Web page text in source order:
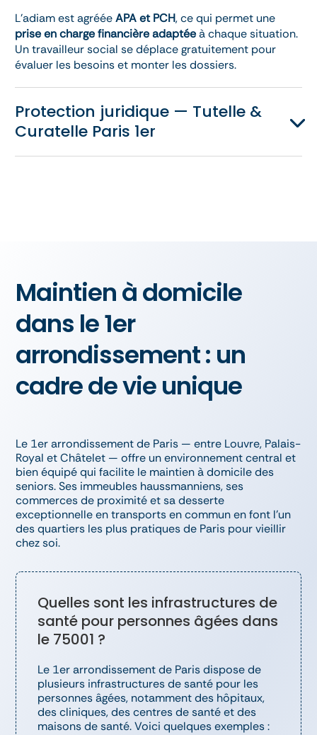
L’adiam est agrééeAPA et PCH, ce qui permet une
prise en charge financière adaptéeà chaque situation.
Un travailleur social se déplace gratuitement pour
évaluer les besoins et monter les dossiers.
Protection juridique — Tutelle &
Curatelle Paris 1er
Maintien à domicile
dans le 1er
arrondissement : un
cadre de vie unique
Le 1er arrondissement de Paris — entre Louvre, Palais-
Royal et Châtelet — offre un environnement central et
bien équipé qui facilite le maintien à domicile des
seniors. Ses immeubles haussmanniens, ses
commerces de proximité et sa desserte
exceptionnelle en transports en commun en font l’un
des quartiers les plus pratiques de Paris pour vieillir
chez soi.
Quelles sont les infrastructures de
santé pour personnes âgées dans
le 75001 ?
Le 1er arrondissement de Paris dispose de
plusieurs infrastructures de santé pour les
personnes âgées, notamment des hôpitaux,
des cliniques, des centres de santé et des
maisons de santé. Voici quelques exemples :